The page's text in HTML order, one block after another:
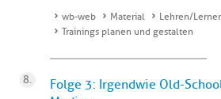
wb-web Material
Lehren/
Trainings planen und gestalten
Folge 3: Irgendwie Old-